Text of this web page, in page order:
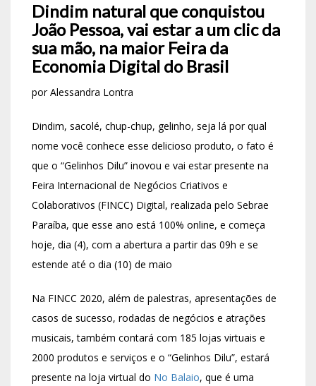
Dindim natural que conquistou
João Pessoa, vai estar a um clic da
sua mão, na maior Feira da
Economia Digital do Brasil
por Alessandra Lontra
Dindim, sacolé, chup-chup, gelinho, seja lá por qual
nome você conhece esse delicioso produto, o fato é
que o “Gelinhos Dilu” inovou e vai estar presente na
Feira Internacional de Negócios Criativos e
Colaborativos (FINCC) Digital, realizada pelo Sebrae
Paraíba, que esse ano está 100% online, e começa
hoje, dia (4), com a abertura a partir das 09h e se
estende até o dia (10) de maio
Na FINCC 2020, além de palestras, apresentações de
casos de sucesso, rodadas de negócios e atrações
musicais, também contará com 185 lojas virtuais e
2000 produtos e serviços e o “Gelinhos Dilu”, estará
presente na loja virtual do No Balaio, que é uma